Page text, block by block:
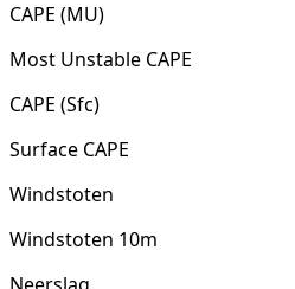
CAPE (MU)
Most Unstable CAPE
CAPE (Sfc)
Surface CAPE
Windstoten
Windstoten 10m